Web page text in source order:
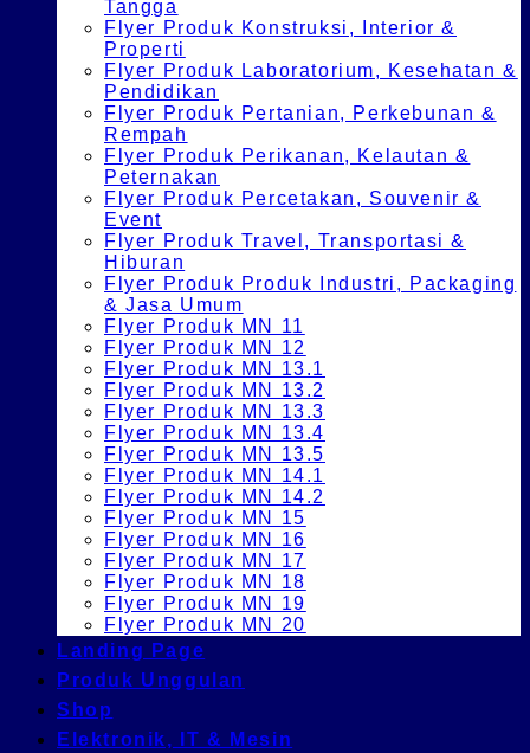
Tangga
Flyer Produk Konstruksi, Interior &
Properti
Flyer Produk Laboratorium, Kesehatan &
Pendidikan
Flyer Produk Pertanian, Perkebunan &
Rempah
Flyer Produk Perikanan, Kelautan &
Peternakan
Flyer Produk Percetakan, Souvenir &
Event
Flyer Produk Travel, Transportasi &
Hiburan
Flyer Produk Produk Industri, Packaging
& Jasa Umum
Flyer Produk MN 11
Flyer Produk MN 12
Flyer Produk MN 13.1
Flyer Produk MN 13.2
Flyer Produk MN 13.3
Flyer Produk MN 13.4
Flyer Produk MN 13.5
Flyer Produk MN 14.1
Flyer Produk MN 14.2
Flyer Produk MN 15
Flyer Produk MN 16
Flyer Produk MN 17
Flyer Produk MN 18
Flyer Produk MN 19
Flyer Produk MN 20
Landing Page
Produk Unggulan
Shop
Elektronik, IT & Mesin